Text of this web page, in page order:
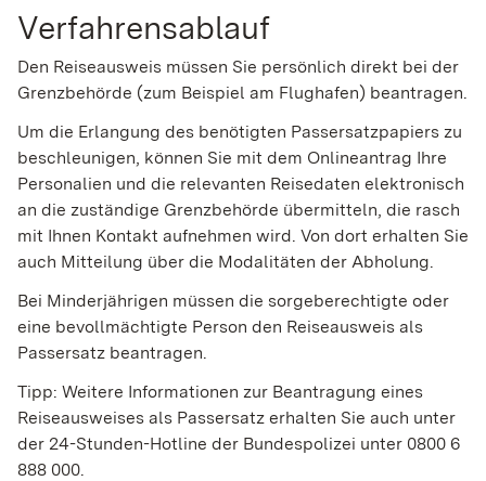
Verfahrensablauf
Den Reiseausweis müssen Sie persönlich direkt bei der
Grenzbehörde (zum Beispiel am Flughafen) beantragen.
Um die Erlangung des benötigten Passersatzpapiers zu
beschleunigen, können Sie mit dem Onlineantrag Ihre
Personalien und die relevanten Reisedaten elektronisch
an die zuständige Grenzbehörde übermitteln, die rasch
mit Ihnen Kontakt aufnehmen wird. Von dort erhalten Sie
auch Mitteilung über die Modalitäten der Abholung.
Bei Minderjährigen müssen die sorgeberechtigte oder
eine bevollmächtigte Person den Reiseausweis als
Passersatz beantragen.
Tipp: Weitere Informationen zur Beantragung eines
Reiseausweises als Passersatz erhalten Sie auch unter
der 24-Stunden-Hotline der Bundespolizei unter 0800 6
888 000.